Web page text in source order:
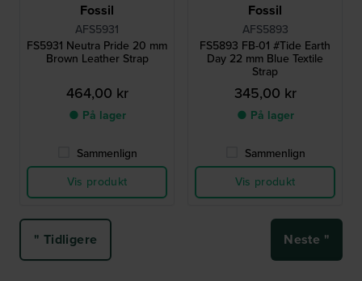
Fossil
AFS5931
FS5931 Neutra Pride 20 mm
Brown Leather Strap
464,00 kr
● På lager
Sammenlign
Vis produkt
Fossil
AFS5893
FS5893 FB-01 #Tide Earth
Day 22 mm Blue Textile
Strap
345,00 kr
● På lager
Sammenlign
Vis produkt
" Tidligere Neste "